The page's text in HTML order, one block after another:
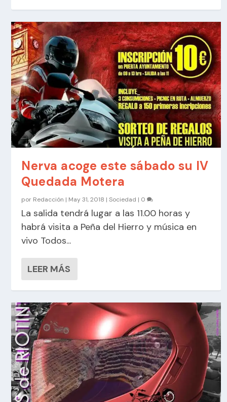
Nerva acoge este sábado su IV
Quedada Motera
por Redacción | May 31, 2018 |Sociedad | 0
La salida tendrá lugar a las 11.00 horas y
habrá visita a Peña del Hierro y música en
vivo Todos...
LEER MÁS